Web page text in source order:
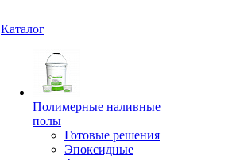
Каталог
Полимерные наливные
полы
Готовые решения
Эпоксидные